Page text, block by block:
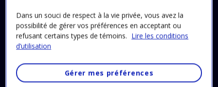
Consultez notre offre et
réservez ici
Dans un souci de respect à la vie privée, vous avez la
possibilité de gérer vos préférences en acceptant ou
refusant certains types de témoins. Lire les conditions
d’utilisation
Gérer mes préférences